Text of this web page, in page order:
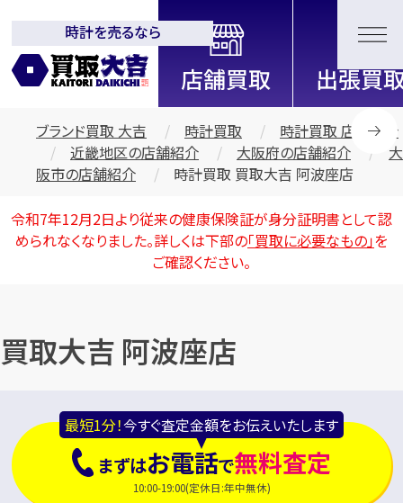
全国2200店舗以上展開中！
信頼と実績の買取専門店「買取大
吉」
時計を売るなら
ブランド買取 大吉 時計買取
時計買取 店舗紹介
近畿地区の店舗紹介
大阪府の店舗紹介
大
阪市の店舗紹介
時計買取 買取大吉 阿波座店
令和7年12月2日より従来の健康保険証が身分証明書として認
められなくなりました。詳しくは下部の「買取に必要なもの」を
ご確認ください。
買取大吉 阿波座店
最短1分！今すぐ査定金額をお伝えいたします
まずはお電話で無料査定
10:00-19:00(定休日:年中無休)